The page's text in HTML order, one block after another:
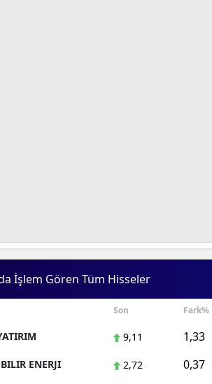
İşlem Gören Tüm Hisseler
Son Fark%
9,11 1,33
ENERJI 2,72 0,37